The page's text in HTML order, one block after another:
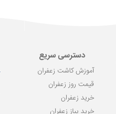
دسترسی سریع
آموزش کاشت زعفران
قیمت روز زعفران
خرید زعفران
خرید پیاز زعفران